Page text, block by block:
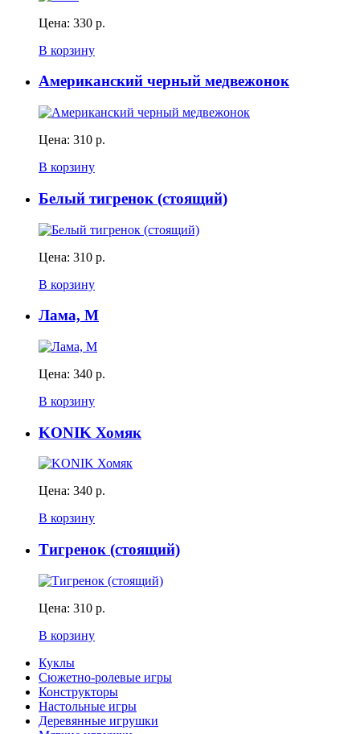
Цена: 330 р.
В корзину
Американский черный медвежонок
Цена: 310 р.
В корзину
Белый тигренок (стоящий)
Цена: 310 р.
В корзину
Лама, M
Цена: 340 р.
В корзину
KONIK Хомяк
Цена: 340 р.
В корзину
Тигренок (стоящий)
Цена: 310 р.
В корзину
Куклы
Сюжетно-ролевые игры
Конструкторы
Настольные игры
Деревянные игрушки